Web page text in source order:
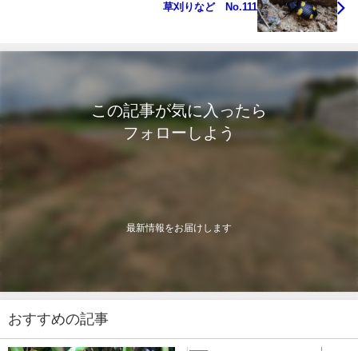
草刈りなど No.111
この記事が気に入ったら
フォローしよう
最新情報をお届けします
おすすめの記事